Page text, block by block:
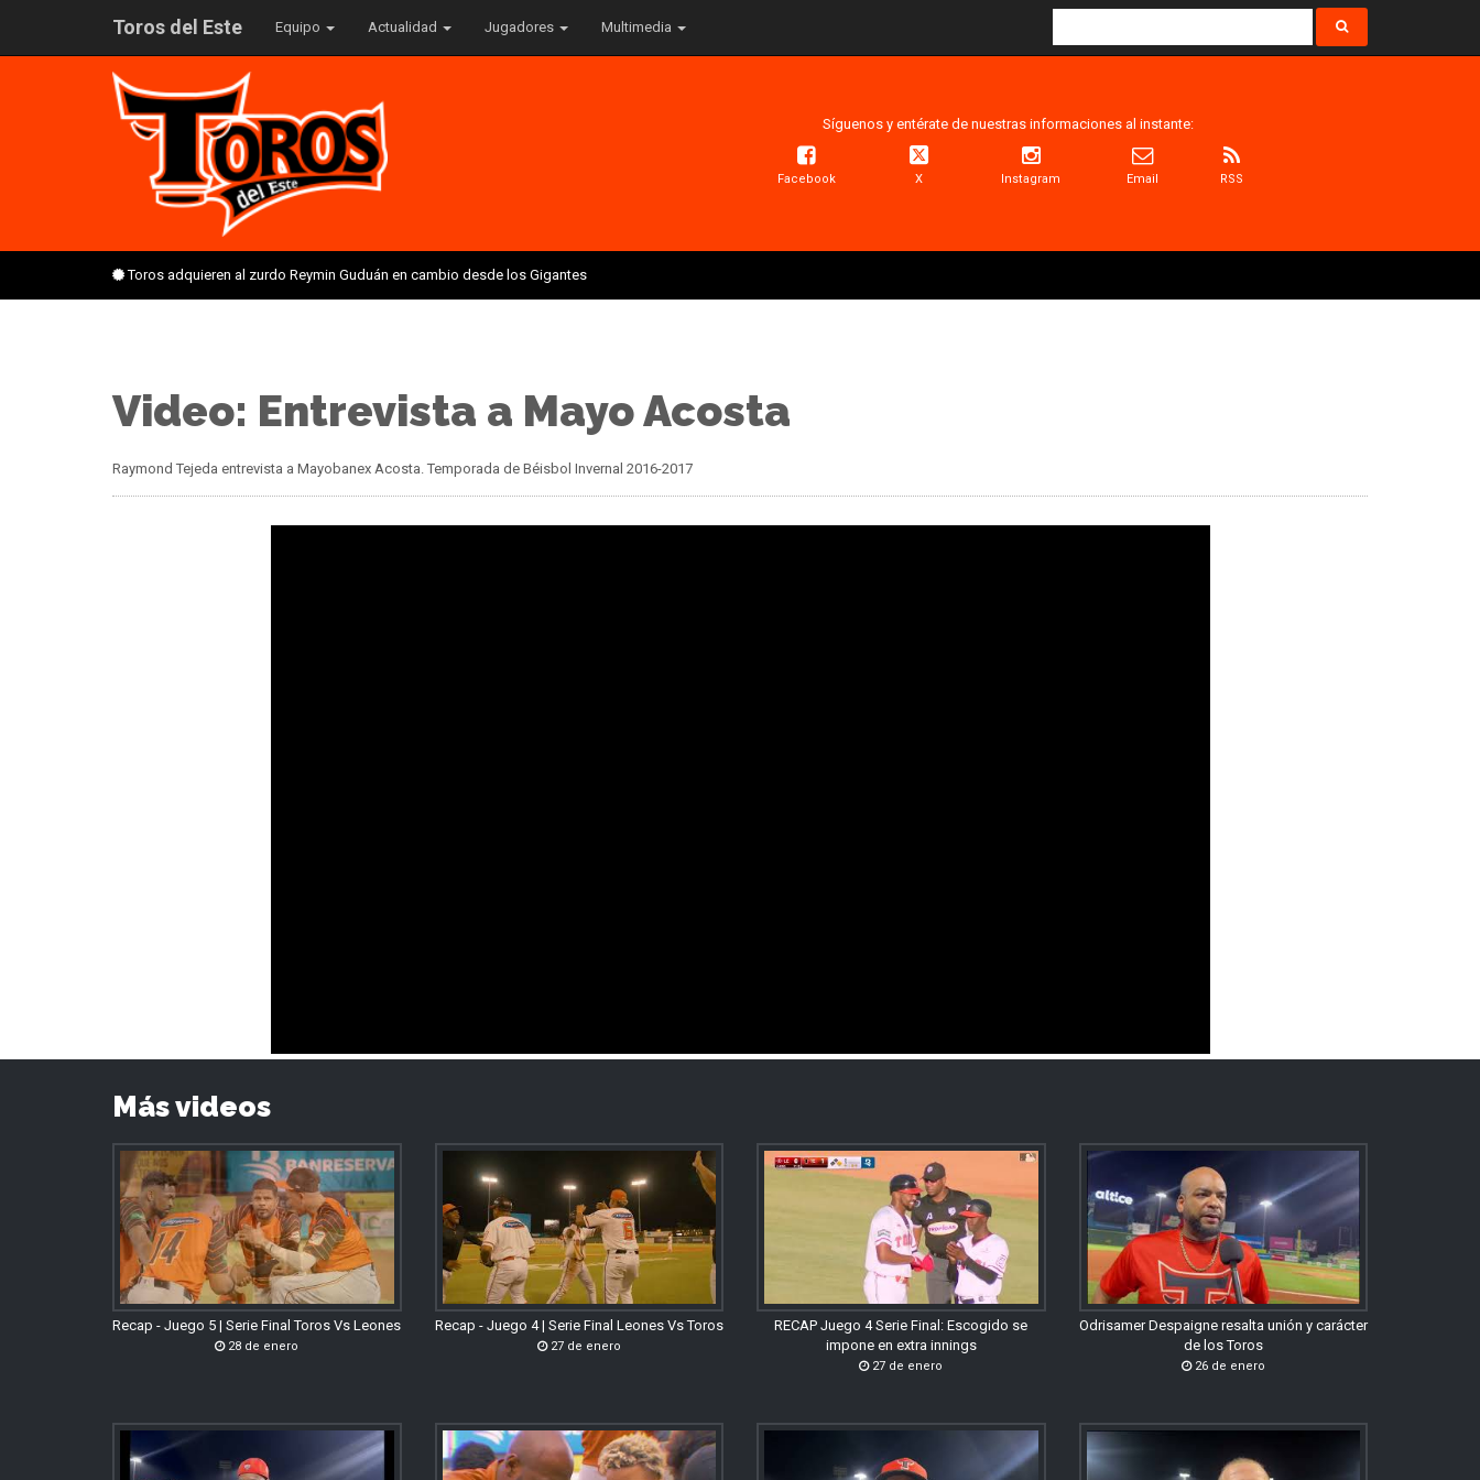
Toros del Este Equipo Actualidad Jugadores Multimedia
Síguenos y entérate de nuestras informaciones al instante:
Facebook X Instagram Email RSS
Toros adquieren al zurdo Reymin Guduán en cambio desde los Gigantes
Video: Entrevista a Mayo Acosta
Raymond Tejeda entrevista a Mayobanex Acosta. Temporada de Béisbol Invernal 2016-2017
Más videos
Recap - Juego 5 | Serie Final Toros Vs Leones
28 de enero
Recap - Juego 4 | Serie Final Leones Vs Toros
27 de enero
RECAP Juego 4 Serie Final: Escogido se
impone en extra innings
27 de enero
Odrisamer Despaigne resalta unión y carácter
de los Toros
26 de enero